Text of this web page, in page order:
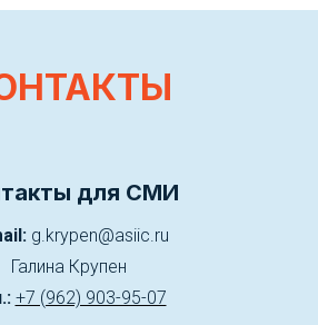
для СМИ
g.krypen@asiic.ru
Галина Крупен
+7 (962) 903-95-07